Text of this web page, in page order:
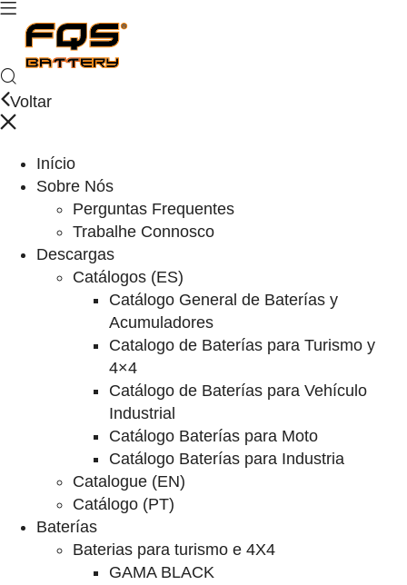
Voltar
Início
Sobre Nós
Perguntas Frequentes
Trabalhe Connosco
Descargas
Catálogos (ES)
Catálogo General de Baterías y
Acumuladores
Catalogo de Baterías para Turismo y
4×4
Catálogo de Baterías para Vehículo
Industrial
Catálogo Baterías para Moto
Catálogo Baterías para Industria
Catalogue (EN)
Catálogo (PT)
Baterías
Baterias para turismo e 4X4
GAMA BLACK